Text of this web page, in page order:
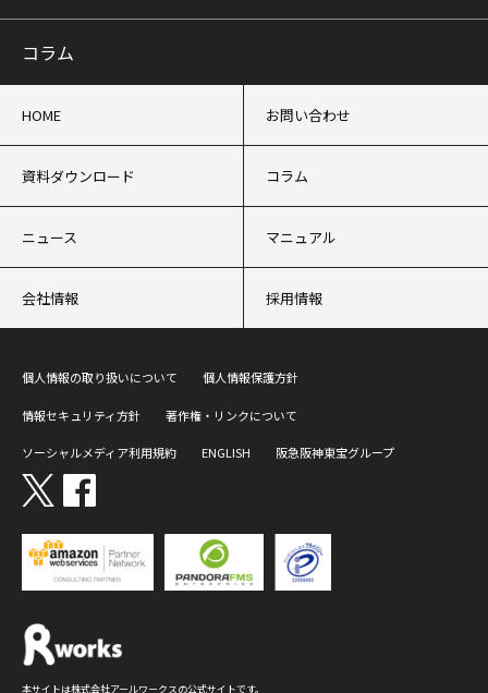
コラム
HOME お問い合わせ
資料ダウンロード コラム
ニュース マニュアル
会社情報 採用情報
個人情報の取り扱いについて 個人情報保護方針
情報セキュリティ方針 著作権・リンクについて
ソーシャルメディア利用規約 ENGLISH 阪急阪神東宝グループ
本サイトは株式会社アールワークスの公式サイトです。